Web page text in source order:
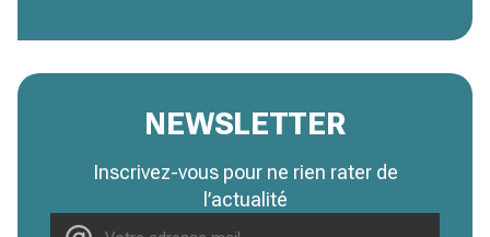
NEWSLETTER
Inscrivez-vous pour ne rien rater de
l’actualité